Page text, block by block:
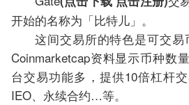
开始的名称为「比特儿」。
这间交易所的特色是可交
Coinmarketcap资料显示币种数
台交易功能多，提供10倍杠杆交
IEO、永续合约…等。